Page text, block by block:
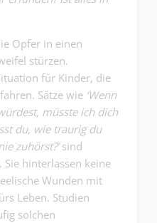
Opfer in einen
stürzen.
für Kinder, die
Sätze wie ‘Wenn
müsste ich dich
du, wie traurig du
zuhörst?’sind
Sie hinterlassen keine
Wunden mit
Leben. Studien
solchen